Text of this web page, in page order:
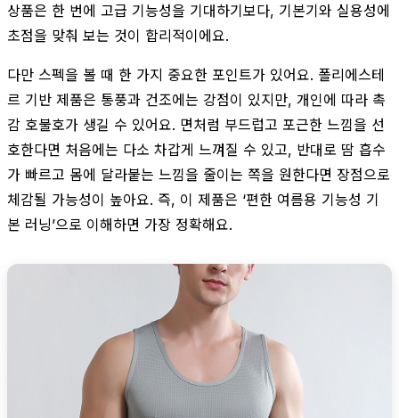
상품은 한 번에 고급 기능성을 기대하기보다, 기본기와 실용성에
초점을 맞춰 보는 것이 합리적이에요.
다만 스펙을 볼 때 한 가지 중요한 포인트가 있어요. 폴리에스테
르 기반 제품은 통풍과 건조에는 강점이 있지만, 개인에 따라 촉
감 호불호가 생길 수 있어요. 면처럼 부드럽고 포근한 느낌을 선
호한다면 처음에는 다소 차갑게 느껴질 수 있고, 반대로 땀 흡수
가 빠르고 몸에 달라붙는 느낌을 줄이는 쪽을 원한다면 장점으로
체감될 가능성이 높아요. 즉, 이 제품은 ‘편한 여름용 기능성 기
본 러닝’으로 이해하면 가장 정확해요.